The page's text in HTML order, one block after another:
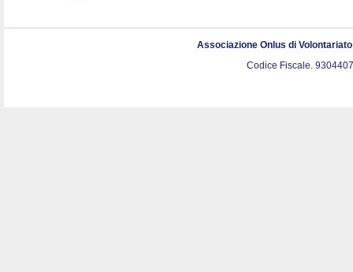
Associazione Onlus di
Codice Fiscale.